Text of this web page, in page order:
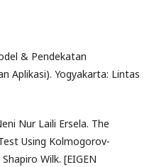
& Pendekatan
Aplikasi). Yogyakarta: Lintas
Nur Laili Ersela. The
Using Kolmogorov-
Wilk. [EIGEN